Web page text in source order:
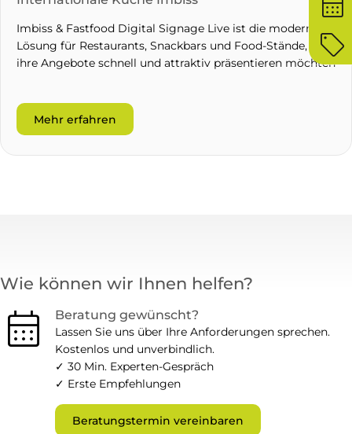
Imbiss & Fastfood Digital Signage Live ist die moderne
Lösung für Restaurants, Snackbars und Food-Stände, die
ihre Angebote schnell und attraktiv präsentieren möchten
Mehr erfahren
Wie können wir Ihnen helfen?
calendar_month Beratung gewünscht?
Lassen Sie uns über Ihre Anforderungen sprechen.
Kostenlos und unverbindlich.
✓ 30 Min. Experten-Gespräch
✓ Erste Empfehlungen
Beratungstermin vereinbaren
sell